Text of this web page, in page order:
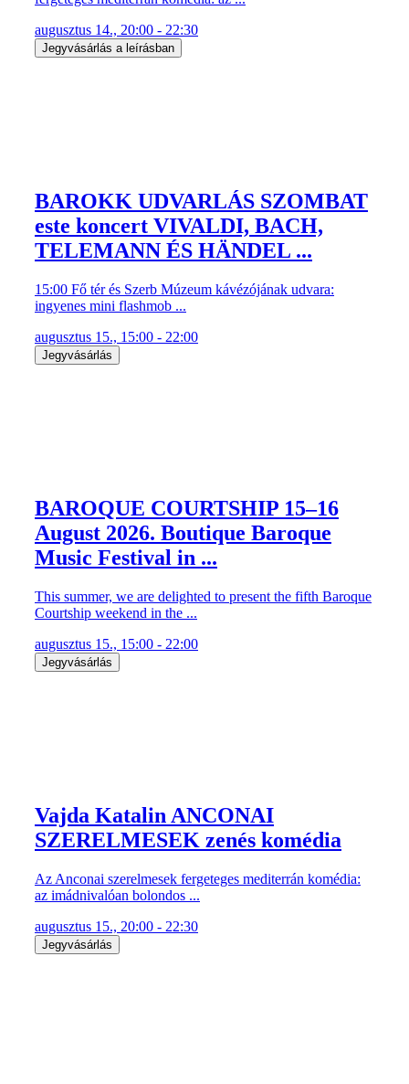
augusztus 14., 20:00 - 22:30
Jegyvásárlás a leírásban
BAROKK UDVARLÁS SZOMBAT
este koncert VIVALDI, BACH,
TELEMANN ÉS HÄNDEL ...
15:00 Fő tér és Szerb Múzeum kávézójának udvara:
ingyenes mini flashmob ...
augusztus 15., 15:00 - 22:00
Jegyvásárlás
BAROQUE COURTSHIP 15–16
August 2026. Boutique Baroque
Music Festival in ...
This summer, we are delighted to present the fifth Baroque
Courtship weekend in the ...
augusztus 15., 15:00 - 22:00
Jegyvásárlás
Vajda Katalin ANCONAI
SZERELMESEK zenés komédia
Az Anconai szerelmesek fergeteges mediterrán komédia:
az imádnivalóan bolondos ...
augusztus 15., 20:00 - 22:30
Jegyvásárlás